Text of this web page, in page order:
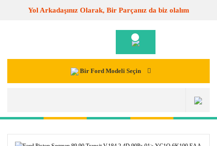
Yol Arkadaşınız Olarak, Bir Parçanız da biz olalım
Bir Ford Modeli Seçin